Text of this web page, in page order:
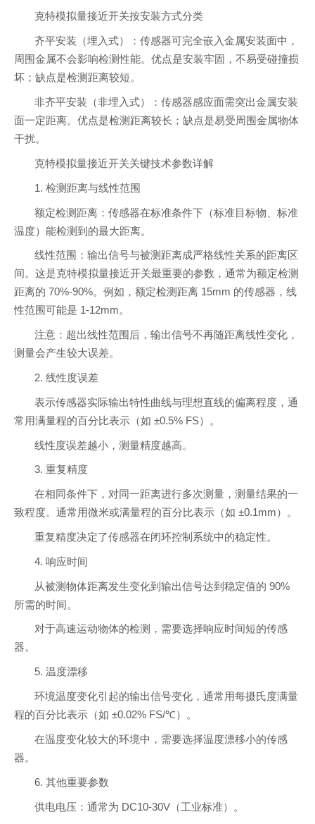
克特模拟量接近开关按安装方式分类
齐平安装（埋入式）：传感器可完全嵌入金属安装面中，
周围金属不会影响检测性能。优点是安装牢固，不易受碰撞损
坏；缺点是检测距离较短。
非齐平安装（非埋入式）：传感器感应面需突出金属安装
面一定距离。优点是检测距离较长；缺点是易受周围金属物体
干扰。
克特模拟量接近开关关键技术参数详解
1. 检测距离与线性范围
额定检测距离：传感器在标准条件下（标准目标物、标准
温度）能检测到的最大距离。
线性范围：输出信号与被测距离成严格线性关系的距离区
间。这是克特模拟量接近开关最重要的参数，通常为额定检测
距离的 70%-90%。例如，额定检测距离 15mm 的传感器，线
性范围可能是 1-12mm。
注意：超出线性范围后，输出信号不再随距离线性变化，
测量会产生较大误差。
2. 线性度误差
表示传感器实际输出特性曲线与理想直线的偏离程度，通
常用满量程的百分比表示（如 ±0.5% FS）。
线性度误差越小，测量精度越高。
3. 重复精度
在相同条件下，对同一距离进行多次测量，测量结果的一
致程度。通常用微米或满量程的百分比表示（如 ±0.1mm）。
重复精度决定了传感器在闭环控制系统中的稳定性。
4. 响应时间
从被测物体距离发生变化到输出信号达到稳定值的 90%
所需的时间。
对于高速运动物体的检测，需要选择响应时间短的传感
器。
5. 温度漂移
环境温度变化引起的输出信号变化，通常用每摄氏度满量
程的百分比表示（如 ±0.02% FS/℃）。
在温度变化较大的环境中，需要选择温度漂移小的传感
器。
6. 其他重要参数
供电电压：通常为 DC10-30V（工业标准）。